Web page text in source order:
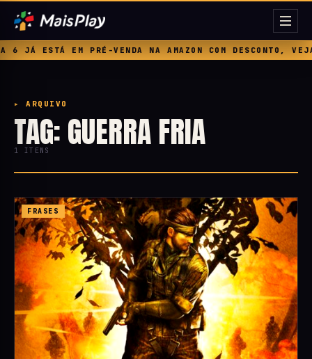
JÁ ESTÁ EM PRÉ-VENDA NA AMAZON COM DESCONTO,
▸ ARQUIVO
TAG: GUERRA FRIA
1 ITENS
FRASES